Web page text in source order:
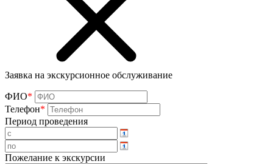
Заявка на экскурсионное обслуживание
ФИО*
Телефон*
Период проведения
Пожелание к экскурсии